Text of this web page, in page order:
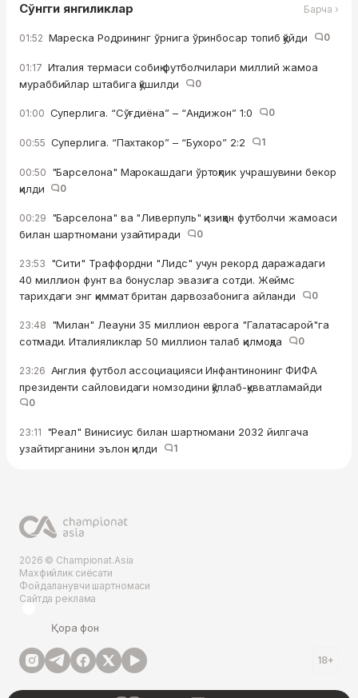
Сўнгги янгиликлар Барча ›
01:52 Мареска Родрининг ўрнига ўринбосар топиб қўйди 0
01:17 Италия термаси собиқ футболчилари миллий жамоа
мураббийлар штабига қўшилди
0
01:00 Суперлига. “Сўғдиёна” – “Андижон” 1:0 0
00:55 Суперлига. “Пахтакор” – “Бухоро” 2:2 1
00:50 "Барселона" Марокашдаги ўртоқлик учрашувини бекор
қилди
0
00:29 "Барселона" ва "Ливерпуль" қизиққан футболчи жамоаси
билан шартномани узайтиради
0
23:53 "Сити" Траффордни "Лидс" учун рекорд даражадаги
40 миллион фунт ва бонуслар эвазига сотди. Жеймс
тарихдаги энг қиммат британ дарвозабонига айланди
0
23:48 "Милан" Леауни 35 миллион еврога "Галатасарой"га
сотмади. Италияликлар 50 миллион талаб қилмоқда
0
23:26 Англия футбол ассоциацияси Инфантинонинг ФИФА
президенти сайловидаги номзодини қўллаб-қувватламайди
0
23:11 "Реал" Винисиус билан шартномани 2032 йилгача
узайтирганини эълон қилди
1
2026 © Championat.Asia
Махфийлик сиёсати
Фойдаланувчи шартномаси
Сайтда реклама
Қора фон
18+